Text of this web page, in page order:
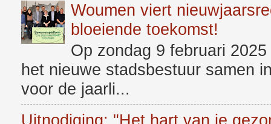
Woumen viert
bloeiende toekomst!
Op zondag 9 februari
het nieuwe stadsbestuur samen
voor de jaarli...
Uitnodiging: "Het hart van je